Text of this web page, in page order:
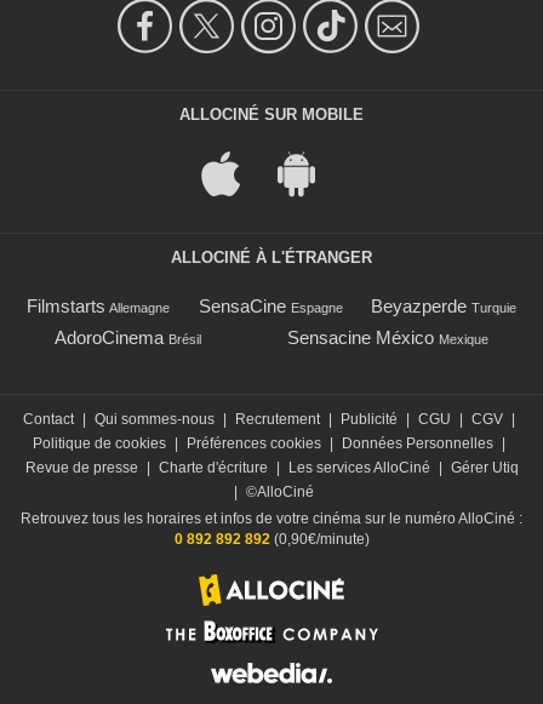
ALLOCINÉ SUR MOBILE
ALLOCINÉ À L'ÉTRANGER
Filmstarts Allemagne SensaCine Espagne Beyazperde Turquie
AdoroCinema Brésil Sensacine México Mexique
Contact Qui sommes-nous Recrutement Publicité CGU CGV
Politique de cookies
Préférences cookies Données Personnelles
Revue de presse
Charte d'écriture Les services AlloCiné
Gérer Utiq
©AlloCiné
Retrouvez tous les horaires et infos de votre cinéma sur le numéro AlloCiné :
0 892 892 892(0,90€/minute)